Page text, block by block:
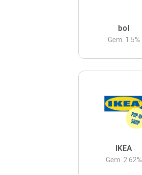
bol
Gem. 1.5%
IKEA
Gem. 2.62%